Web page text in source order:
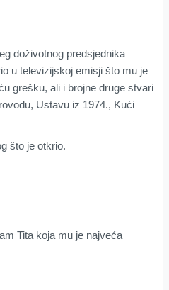
doživotnog predsjednika
u televizijskoj emisji što mu je
grešku, ali i brojne druge stvari
Ustavu iz 1974., Kući
što je otkrio.
Tita koja mu je najveća